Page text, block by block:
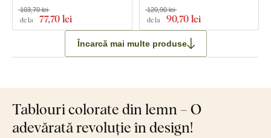
de la 77,70 lei
103,70 lei
de la 90,70 lei
120,90 lei
Încarcă mai multe produse
Tablouri colorate din lemn – O
adevărată revoluție în design!